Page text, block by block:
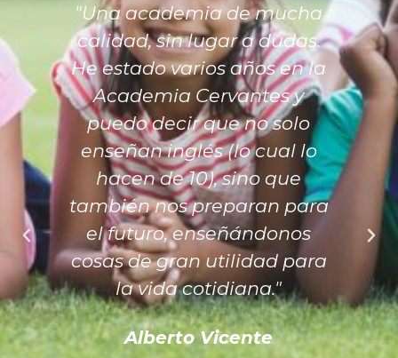
"Una academia de mucha
calidad, sin lugar a dudas.
He estado varios años en la
Academia Cervantes y
puedo decir que no solo
enseñan inglés (lo cual lo
hacen de 10), sino que
también nos preparan para
el futuro, enseñándonos
cosas de gran utilidad para
la vida cotidiana."
Alberto Vicente